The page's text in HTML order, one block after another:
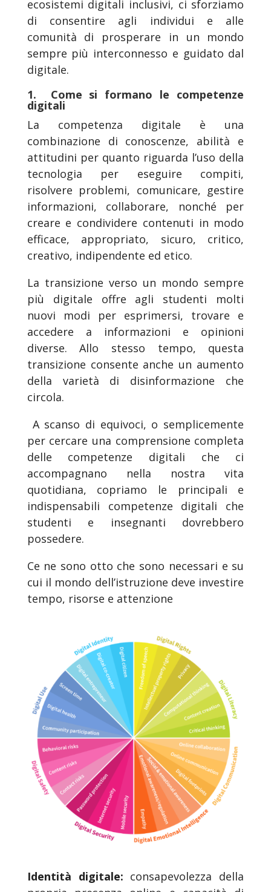
ecosistemi digitali inclusivi, ci sforziamo
di consentire agli individui e alle
comunità di prosperare in un mondo
sempre più interconnesso e guidato dal
digitale.
1. Come si formano le competenze
digitali
La competenza digitale è una
combinazione di conoscenze, abilità e
attitudini per quanto riguarda l’uso della
tecnologia per eseguire compiti,
risolvere problemi, comunicare, gestire
informazioni, collaborare, nonché per
creare e condividere contenuti in modo
efficace, appropriato, sicuro, critico,
creativo, indipendente ed etico.
La transizione verso un mondo sempre
più digitale offre agli studenti molti
nuovi modi per esprimersi, trovare e
accedere a informazioni e opinioni
diverse. Allo stesso tempo, questa
transizione consente anche un aumento
della varietà di disinformazione che
circola.
A scanso di equivoci, o semplicemente
per cercare una comprensione completa
delle competenze digitali che ci
accompagnano nella nostra vita
quotidiana, copriamo le principali e
indispensabili competenze digitali che
studenti e insegnanti dovrebbero
possedere.
Ce ne sono otto che sono necessari e su
cui il mondo dell’istruzione deve investire
tempo, risorse e attenzione
Identità digitale: consapevolezza della